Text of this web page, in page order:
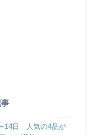
14日 人気の4品が